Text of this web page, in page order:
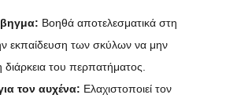
Βοηθά αποτελεσματικά στη
εκπαίδευση των σκύλων να μην
του περπατήματος.
τον αυχένα: Ελαχιστοποιεί τον